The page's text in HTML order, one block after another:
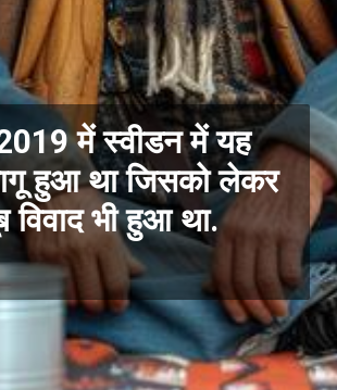
में स्वीडन में यह
हुआ था जिसको लेकर
विवाद भी हुआ था.